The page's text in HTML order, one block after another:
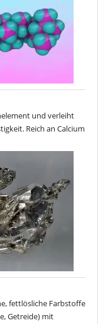
und verleiht
Reich an Calcium
fettlösliche Farbstoffe
Getreide) mit